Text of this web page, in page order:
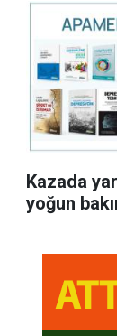
Kazada
yoğun